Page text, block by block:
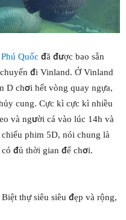
Quốc đã được bao sẵn
đi Vinland. Ở Vinland
D chơi hết vòng quay ngựa,
cung. Cực kì cực kì nhiều
và người cá vào lúc 14h và
phim 5D, nói chung là
đủ thời gian để chơi.
thự siêu siêu đẹp và rộng,